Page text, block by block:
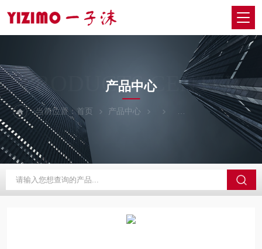
PRODUCTS CENTER
产品中心
当前位置：首页 产品中心 日本EYELA东京理化